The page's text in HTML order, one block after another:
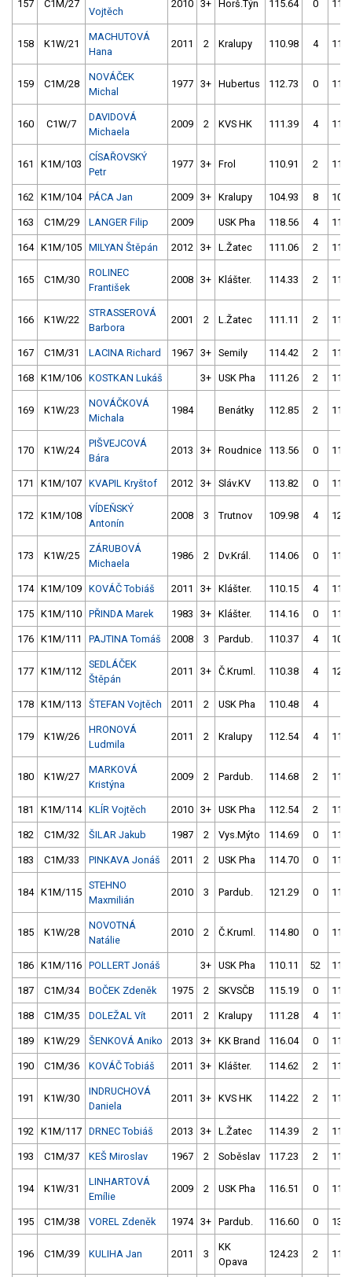
157 C1M/27
Vojtěch
2010 3+ Horš.Týn 115.64 0
158 K1W/21
MACHUTOVÁ
Hana
2011 2 Kralupy 110.98 4
159 C1M/28
NOVÁČEK
Michal
1977 3+ Hubertus 112.73 0
160 C1W/7
DAVIDOVÁ
Michaela
2009 2 KVS HK 111.39 4
161 K1M/103
CÍSAŘOVSKÝ
Petr
1977 3+ Frol 110.91 2
162 K1M/104 PÁCA Jan 2009 3+ Kralupy 104.93 8
163 C1M/29 LANGER Filip 2009 USK Pha 118.56 4
164 K1M/105 MILYAN Štěpán 2012 3+ L.Žatec 111.06 2
165 C1M/30
ROLINEC
František
2008 3+ Klášter. 114.33 2
166 K1W/22
STRASSEROVÁ
Barbora
2001 2 L.Žatec 111.11 2
167 C1M/31 LACINA Richard 1967 3+ Semily 114.42 2
168 K1M/106 KOSTKAN Lukáš 3+ USK Pha 111.26 2
169 K1W/23
NOVÁČKOVÁ
Michala
1984 Benátky 112.85 2
170 K1W/24
PIŠVEJCOVÁ
Bára
2013 3+ Roudnice 113.56 0
171 K1M/107 KVAPIL Kryštof 2012 3+ Sláv.KV 113.82 0
172 K1M/108
VÍDEŇSKÝ
Antonín
2008 3 Trutnov 109.98 4
173 K1W/25
ZÁRUBOVÁ
Michaela
1986 2 Dv.Král. 114.06 0
174 K1M/109 KOVÁČ Tobiáš 2011 3+ Klášter. 110.15 4
175 K1M/110 PŘINDA Marek 1983 3+ Klášter. 114.16 0
176 K1M/111 PAJTINA Tomáš 2008 3 Pardub. 110.37 4
177 K1M/112
SEDLÁČEK
Štěpán
2011 3+ Č.Kruml. 110.38 4
178 K1M/113 ŠTEFAN Vojtěch 2011 2 USK Pha 110.48 4
179 K1W/26
HRONOVÁ
Ludmila
2011 2 Kralupy 112.54 4
180 K1W/27
MARKOVÁ
Kristýna
2009 2 Pardub. 114.68 2
181 K1M/114 KLÍR Vojtěch 2010 3+ USK Pha 112.54 2
182 C1M/32 ŠILAR Jakub 1987 2 Vys.Mýto 114.69 0
183 C1M/33 PINKAVA Jonáš 2011 2 USK Pha 114.70 0
184 K1M/115
STEHNO
Maxmilián
2010 3 Pardub. 121.29 0
185 K1W/28
NOVOTNÁ
Natálie
2010 2 Č.Kruml. 114.80 0
186 K1M/116 POLLERT Jonáš 3+ USK Pha 110.11 52
187 C1M/34 BOČEK Zdeněk 1975 2 SKVSČB 115.19 0
188 C1M/35 DOLEŽAL Vít 2011 2 Kralupy 111.28 4
189 K1W/29 ŠENKOVÁ Aniko 2013 3+ KK Brand 116.04 0
190 C1M/36 KOVÁČ Tobiáš 2011 3+ Klášter. 114.62 2
191 K1W/30
INDRUCHOVÁ
Daniela
2011 3+ KVS HK 114.22 2
192 K1M/117 DRNEC Tobiáš 2013 3+ L.Žatec 114.39 2
193 C1M/37 KEŠ Miroslav 1967 2 Soběslav 117.23 2
194 K1W/31
LINHARTOVÁ
Emílie
2009 2 USK Pha 116.51 0
195 C1M/38 VOREL Zdeněk 1974 3+ Pardub. 116.60 0
196 C1M/39 KULIHA Jan 2011 3
KK
Opava
124.23 2